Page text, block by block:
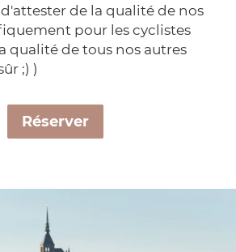
de la qualité de nos
pour les cyclistes
qualité de tous nos autres
;) )
Réserver